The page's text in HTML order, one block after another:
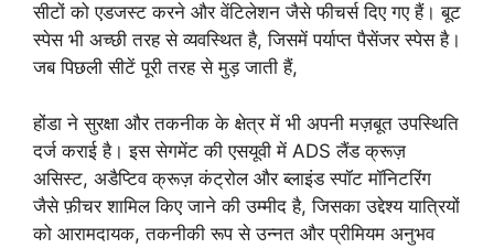
सीटों को एडजस्ट करने और वेंटिलेशन जैसे फीचर्स दिए गए हैं। बूट
स्पेस भी अच्छी तरह से व्यवस्थित है, जिसमें पर्याप्त पैसेंजर स्पेस है।
जब पिछली सीटें पूरी तरह से मुड़ जाती हैं,
होंडा ने सुरक्षा और तकनीक के क्षेत्र में भी अपनी मज़बूत उपस्थिति
दर्ज कराई है। इस सेगमेंट की एसयूवी में ADS लैंड क्रूज़
असिस्ट, अडैप्टिव क्रूज़ कंट्रोल और ब्लाइंड स्पॉट मॉनिटरिंग
जैसे फ़ीचर शामिल किए जाने की उम्मीद है, जिसका उद्देश्य यात्रियों
को आरामदायक, तकनीकी रूप से उन्नत और प्रीमियम अनुभव